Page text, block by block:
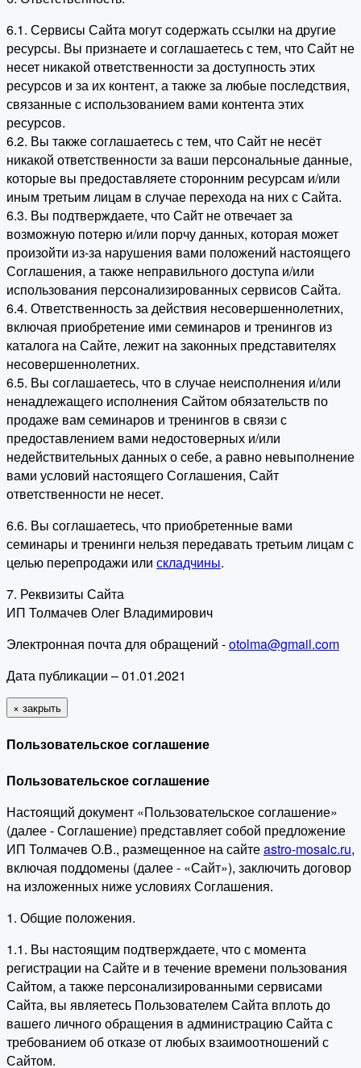
6.1. Сервисы Сайта могут содержать ссылки на другие
ресурсы. Вы признаете и соглашаетесь с тем, что Сайт не
несет никакой ответственности за доступность этих
ресурсов и за их контент, а также за любые последствия,
связанные с использованием вами контента этих
ресурсов.
6.2. Вы также соглашаетесь с тем, что Сайт не несёт
никакой ответственности за ваши персональные данные,
которые вы предоставляете сторонним ресурсам и/или
иным третьим лицам в случае перехода на них с Сайта.
6.3. Вы подтверждаете, что Сайт не отвечает за
возможную потерю и/или порчу данных, которая может
произойти из-за нарушения вами положений настоящего
Соглашения, а также неправильного доступа и/или
использования персонализированных сервисов Сайта.
6.4. Ответственность за действия несовершеннолетних,
включая приобретение ими семинаров и тренингов из
каталога на Сайте, лежит на законных представителях
несовершеннолетних.
6.5. Вы соглашаетесь, что в случае неисполнения и/или
ненадлежащего исполнения Сайтом обязательств по
продаже вам семинаров и тренингов в связи с
предоставлением вами недостоверных и/или
недействительных данных о себе, а равно невыполнение
вами условий настоящего Соглашения, Сайт
ответственности не несет.
6.6. Вы соглашаетесь, что приобретенные вами
семинары и тренинги нельзя передавать третьим лицам с
целью перепродажи или складчины.
7. Реквизиты Сайта
ИП Толмачев Олег Владимирович
Электронная почта для обращений -otolma@gmail.com
Дата публикации – 01.01.2021
× закрыть
Пользовательское соглашение
Пользовательское соглашение
Настоящий документ «Пользовательское соглашение»
(далее - Соглашение) представляет собой предложение
ИП Толмачев О.В., размещенное на сайтеastro-mosaic.ru,
включая поддомены (далее - «Сайт»), заключить договор
на изложенных ниже условиях Соглашения.
1. Общие положения.
1.1. Вы настоящим подтверждаете, что с момента
регистрации на Сайте и в течение времени пользования
Сайтом, а также персонализированными сервисами
Сайта, вы являетесь Пользователем Сайта вплоть до
вашего личного обращения в администрацию Сайта с
требованием об отказе от любых взаимоотношений с
Сайтом.